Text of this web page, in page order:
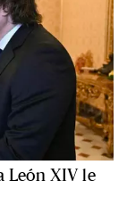
León XIV le